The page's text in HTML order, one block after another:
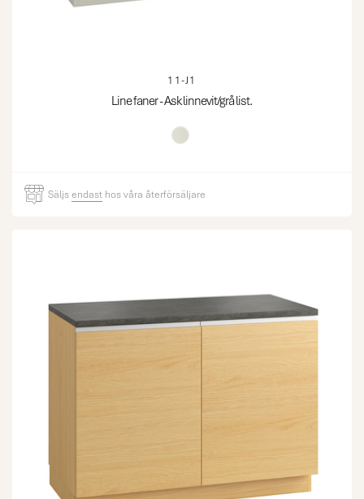
11-J1
Line faner - Ask linnevit/grå list.
Säljsendast hos våra återförsäljare